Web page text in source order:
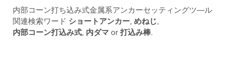
内部コーン打ち込み式金属系アンカーセッティングツ―ル
関連検索ワード ショートアンカー めねじ
内部コーン打込み式 内ダマ or 打込み棒